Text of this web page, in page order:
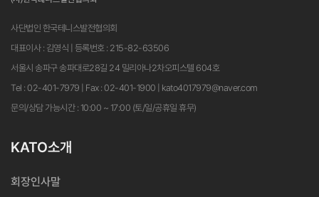
사단법인 한국테니스발전협의회
대표이사 : 김영식 | 등록번호 : 215-82-63506
서울시 송파구 송파대로28길 24 밀리아나2차오피스텔 604호
Tel : 02-401-7979 | Fax : 02-401-1900 | kato4017979@naver.com
문의/상담 가능시간 : 10:00 ~ 17:00 (토/일/공휴일 휴무)
KATO소개
회장인사말